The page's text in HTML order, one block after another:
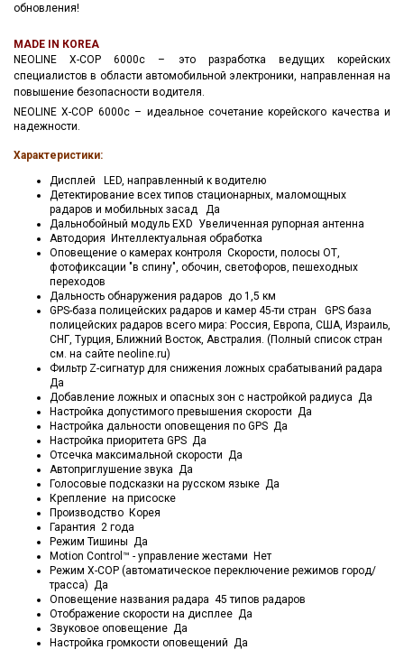
обновления!
MADE IN КOREA
NEOLINE X-COP 6000с – это разработка ведущих корейских
специалистов в области автомобильной электроники, направленная на
повышение безопасности водителя.
NEOLINE X-COP 6000с – идеальное сочетание корейского качества и
надежности.
Характеристики:
Дисплей LED, направленный к водителю
Детектирование всех типов стационарных, маломощных
радаров и мобильных засад Да
Дальнобойный модуль EXD Увеличенная рупорная антенна
Автодория Интеллектуальная обработка
Оповещение о камерах контроля Скорости, полосы ОТ,
фотофиксации "в спину", обочин, светофоров, пешеходных
переходов
Дальность обнаружения радаров до 1,5 км
GPS-база полицейских радаров и камер 45-ти стран GPS база
полицейских радаров всего мира: Россия, Европа, США, Израиль,
СНГ, Турция, Ближний Восток, Австралия. (Полный список стран
см. на сайте neoline.ru)
Фильтр Z-сигнатур для снижения ложных срабатываний радара
Да
Добавление ложных и опасных зон с настройкой радиуса Да
Настройка допустимого превышения скорости Да
Настройка дальности оповещения по GPS Да
Настройка приоритета GPS Да
Отсечка максимальной скорости Да
Автоприглушение звука Да
Голосовые подсказки на русском языке Да
Крепление на присоске
Производство Корея
Гарантия 2 года
Режим Тишины Да
Motion Control™ - управление жестами Нет
Режим X-COP (автоматическое переключение режимов город/
трасса) Да
Оповещение названия радара 45 типов радаров
Отображение скорости на дисплее Да
Звуковое оповещение Да
Настройка громкости оповещений Да